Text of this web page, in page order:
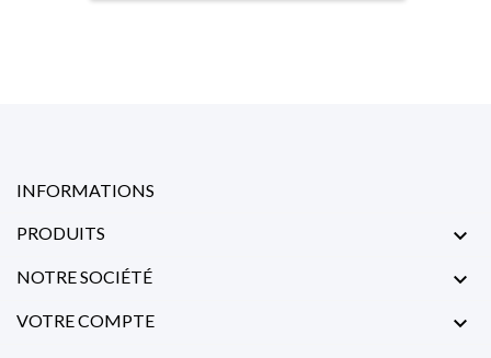
INFORMATIONS
PRODUITS 
NOTRE SOCIÉTÉ 
VOTRE COMPTE 